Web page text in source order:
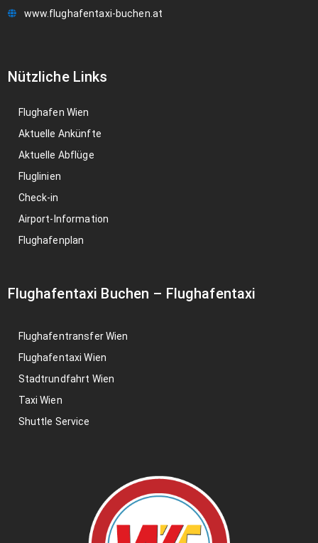
www.flughafentaxi-buchen.at
Nützliche Links
Flughafen Wien
Aktuelle Ankünfte
Aktuelle Abflüge
Fluglinien
Check-in
Airport-Information
Flughafenplan
Flughafentaxi Buchen – Flughafentaxi
Flughafentransfer Wien
Flughafentaxi Wien
Stadtrundfahrt Wien
Taxi Wien
Shuttle Service